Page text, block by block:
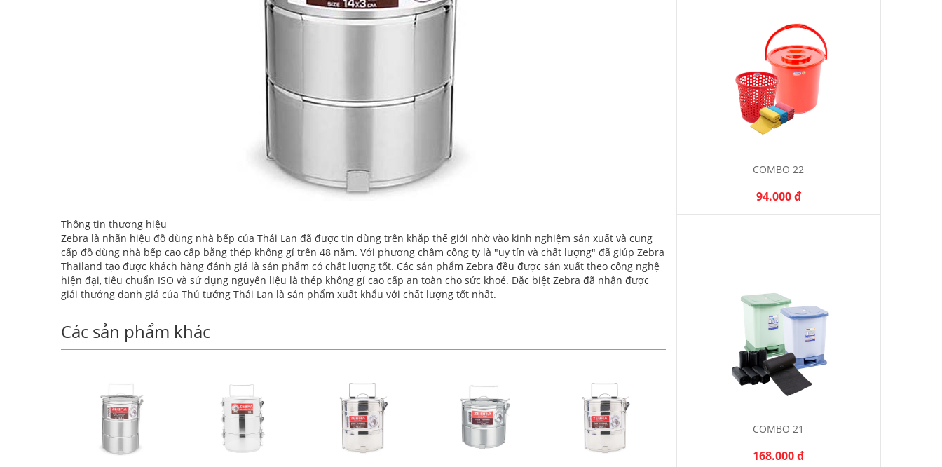
Thông tin thương hiệu
Zebra là nhãn hiệu đồ dùng nhà bếp của Thái Lan đã được tin dùng trên khắp thế giới nhờ vào kinh nghiệm sản xuất và cung
cấp đồ dùng nhà bếp cao cấp bằng thép không gỉ trên 48 năm. Với phương châm công ty là "uy tín và chất lượng" đã giúp Zebra
Thailand tạo được khách hàng đánh giá là sản phẩm có chất lượng tốt. Các sản phẩm Zebra đều được sản xuất theo công nghệ
hiện đại, tiêu chuẩn ISO và sử dụng nguyên liệu là thép không gỉ cao cấp an toàn cho sức khoẻ. Đặc biệt Zebra đã nhận được
giải thưởng danh giá của Thủ tướng Thái Lan là sản phẩm xuất khẩu với chất lượng tốt nhất.
Các sản phẩm khác
COMBO 22
94.000 đ
COMBO 21
168.000 đ